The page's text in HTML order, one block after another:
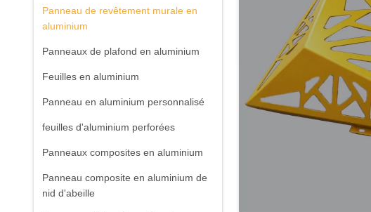
Panneau de revêtement murale en
aluminium
Panneaux de plafond en aluminium
Feuilles en aluminium
Panneau en aluminium personnalisé
feuilles d'aluminium perforées
Panneaux composites en aluminium
Panneau composite en aluminium de
nid d'abeille